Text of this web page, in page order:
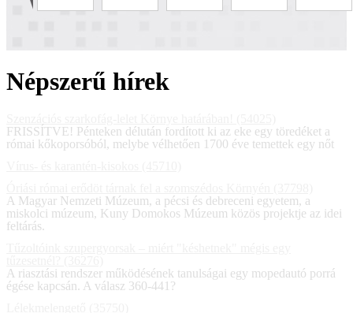
Népszerű hírek
FRISSÍTVE! Pénteken délután fordított ki az eke egy töredéket a
római kőkoporsóból, melybe vélhetően 1700 éve temettek egy nőt
A Magyar Nemzeti Múzeum, a pécsi és debreceni egyetem, a
miskolci múzeum, Kuny Domokos Múzeum közös projektje az idei
feltárás.
A riasztási rendszer működésének tanulságai egy mopedautó porrá
égése kapcsán. A válasz 360-441?